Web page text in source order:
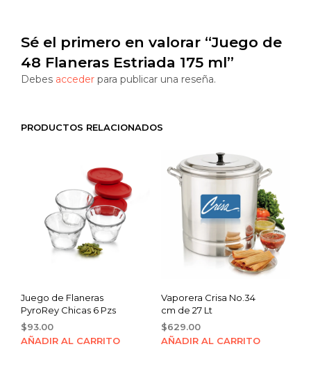
Sé el primero en valorar “Juego de
48 Flaneras Estriada 175 ml”
Debes acceder para publicar una reseña.
PRODUCTOS RELACIONADOS
Juego de Flaneras
PyroRey Chicas 6 Pzs
$93.00
AÑADIR AL CARRITO
Vaporera Crisa No.34
cm de 27 Lt
$629.00
AÑADIR AL CARRITO